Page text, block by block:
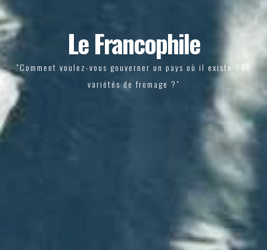
Le Francophile
"Comment voulez-vous gouverner un pays où il existe 258
variétés de fromage ?"